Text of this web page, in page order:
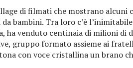
di filmati che mostrano alcuni
bambini. Tra loro c’è
ha venduto centinaia di milioni di
gruppo formato assieme ai
con voce cristallina un brano